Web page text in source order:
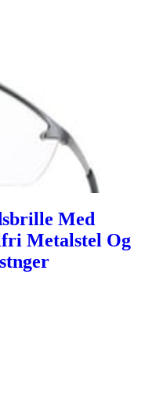
Med
Metalstel Og